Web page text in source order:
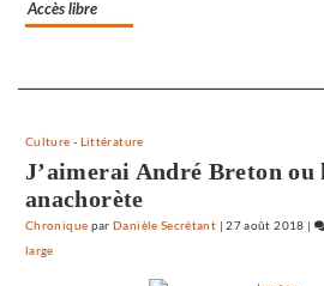
Accès libre
Separateur
Culture - Littérature
J’aimerai André Breton ou
anachorète
Chronique par Danièle Secrétant |27 août 2018
large